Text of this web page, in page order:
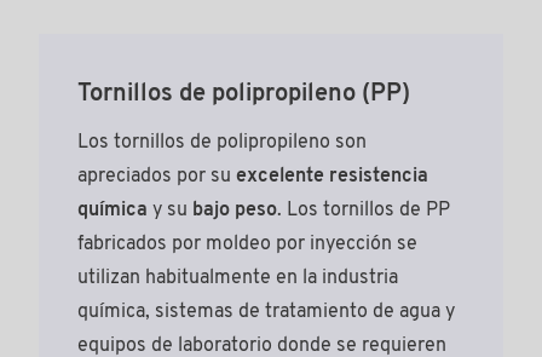
Tornillos de polipropileno (PP)
Los tornillos de polipropileno son
apreciados por su excelente resistencia
química y su bajo peso. Los tornillos de PP
fabricados por moldeo por inyección se
utilizan habitualmente en la industria
química, sistemas de tratamiento de agua y
equipos de laboratorio donde se requieren